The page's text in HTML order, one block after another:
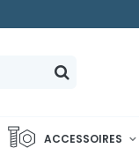
ACCESSOIRES